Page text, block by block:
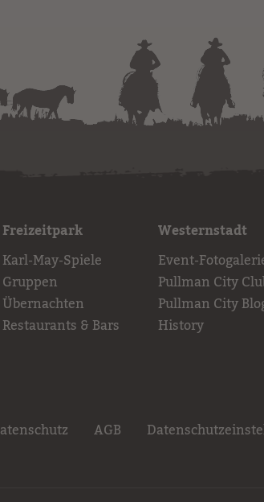
Freizeitpark
Karl-May-Spiele
Gruppen
Übernachten
Restaurants & Bars
Westernstadt
Event-
Pullman City
Pullman City
History
AGB